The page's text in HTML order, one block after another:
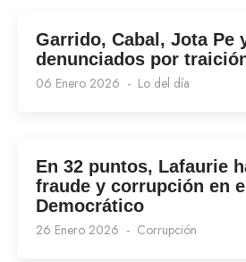
Garrido, Cabal, Jota Pe
denunciados por
06 Enero 2026 Lo del día
En 32 puntos, Lafaurie
fraude y corrupción en
Democrático
26 Enero 2026 Corrupción